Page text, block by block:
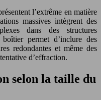
l’extrême en matière
massives intègrent des
dans des structures
permet d’inclure des
redondantes et même des
d’effraction.
selon la taille du